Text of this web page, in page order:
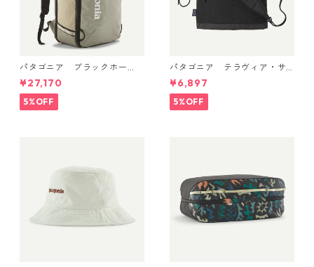
パタゴニア ブラックホー
ル・ミニ・MLC 30L Weather
ed Stone 49266 日本正規品
¥27,170
5%OFF
パタゴニア テラヴィア・サ
コッシュ 3L (カラー Black)
Patagonia Terravia Sacoche
Bag 3L 日本正規品 製品番号
48835
¥6,897
5%OFF